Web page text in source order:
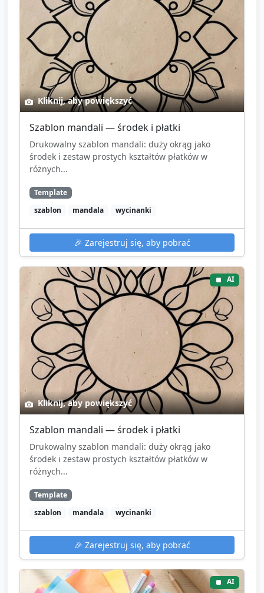
Kliknij, aby powiększyć
Szablon mandali — środek i płatki
Drukowalny szablon mandali: duży okrąg jako
środek i zestaw prostych kształtów płatków w
różnych...
Template
szablon
mandala wycinanki
🎉 Zarejestruj się, aby pobrać
AI
Kliknij, aby powiększyć
Szablon mandali — środek i płatki
Drukowalny szablon mandali: duży okrąg jako
środek i zestaw prostych kształtów płatków w
różnych...
Template
szablon
mandala wycinanki
🎉 Zarejestruj się, aby pobrać
AI